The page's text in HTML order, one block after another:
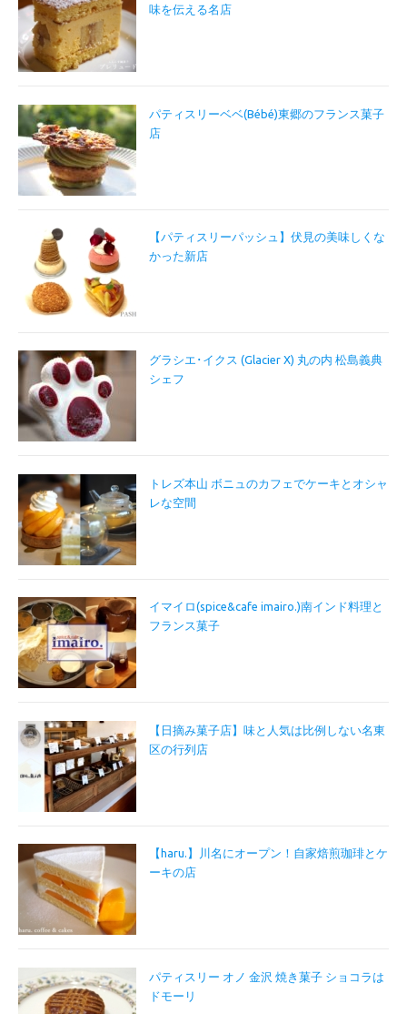
味を伝える名店
パティスリーベベ(Bébé)東郷のフランス菓子
店
【パティスリーパッシュ】伏見の美味しくな
かった新店
グラシエ･イクス (Glacier X) 丸の内 松島義典
シェフ
トレズ本山 ボニュのカフェでケーキとオシャ
レな空間
イマイロ(spice&cafe imairo.)南インド料理と
フランス菓子
【日摘み菓子店】味と人気は比例しない名東
区の行列店
【haru.】川名にオープン！自家焙煎珈琲とケ
ーキの店
パティスリー オノ 金沢 焼き菓子 ショコラは
ドモーリ